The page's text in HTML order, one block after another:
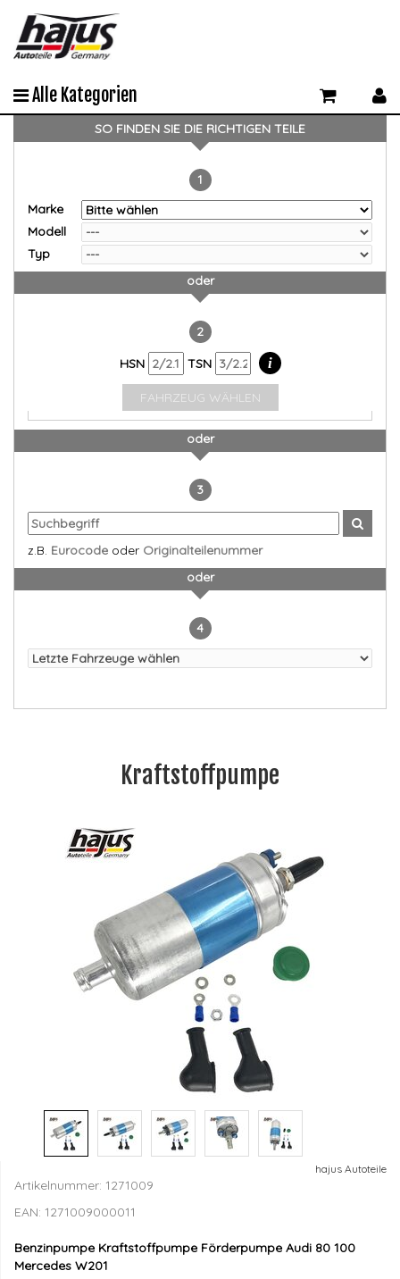
Alle Kategorien
SO FINDEN SIE DIE RICHTIGEN TEILE
1
Marke
Modell
Typ
oder
2
HSN
TSN i
FAHRZEUG WÄHLEN
oder
3
z.B. Eurocode oder Originalteilenummer
oder
4
Kraftstoffpumpe
hajus Autoteile
Artikelnummer: 1271009
EAN: 1271009000011
Benzinpumpe Kraftstoffpumpe Förderpumpe Audi 80 100
Mercedes W201